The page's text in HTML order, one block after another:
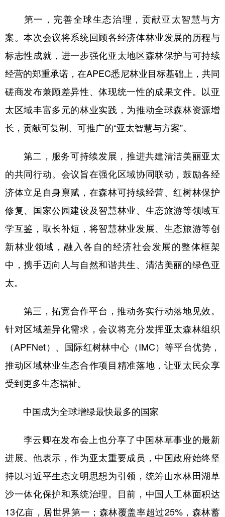
English Español Français عربى
Русский язык 日本語 한국어
Deutsch Português
第一，完善全球生态治理，贡献亚太智慧与方
案。本次会议将系统回顾各经济体林业发展的历程与
标志性成就，进一步强化亚太地区森林保护与可持续
经营的郑重承诺，在APEC悉尼林业目标基础上，共同
磋商发布兼顾差异性、体现统一性的成果文件。以亚
太区域丰富多元的林业实践，为推动全球森林资源增
长，贡献可复制、可推广的“亚太智慧与方案”。
第二，服务可持续发展，推进共建清洁美丽亚太
的共同行动。会议旨在强化区域协同联动，鼓励各经
济体立足自身禀赋，在森林可持续经营、红树林保护
修复、国家公园建设及智慧林业、生态旅游等领域互
学互鉴，取长补短，将智慧林业发展、生态旅游等创
新林业领域，融入各自的经济社会发展的整体框架
中，携手迈向人与自然和谐共生、清洁美丽的绿色亚
太。
第三，拓宽合作平台，推动务实行动落地见效。
针对区域差异化需求，会议将充分发挥亚太森林组织
（APFNet）、国际红树林中心（IMC）等平台优势，
推动区域林业生态合作项目精准落地，让亚太民众享
受到更多生态福祉。
中国成为全球增绿最快最多的国家
李云卿在发布会上也分享了中国林草事业的最新
进展。他表示，作为亚太重要成员，中国政府始终坚
持以习近平生态文明思想为引领，统筹山水林田湖草
沙一体化保护和系统治理。目前，中国人工林面积达
13亿亩，居世界第一；森林覆盖率超过25%，森林蓄